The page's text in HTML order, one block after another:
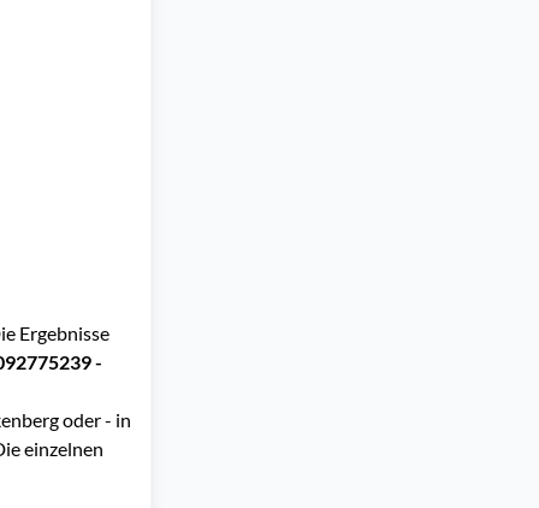
Ergebnisse
-
oder - in
einzelnen